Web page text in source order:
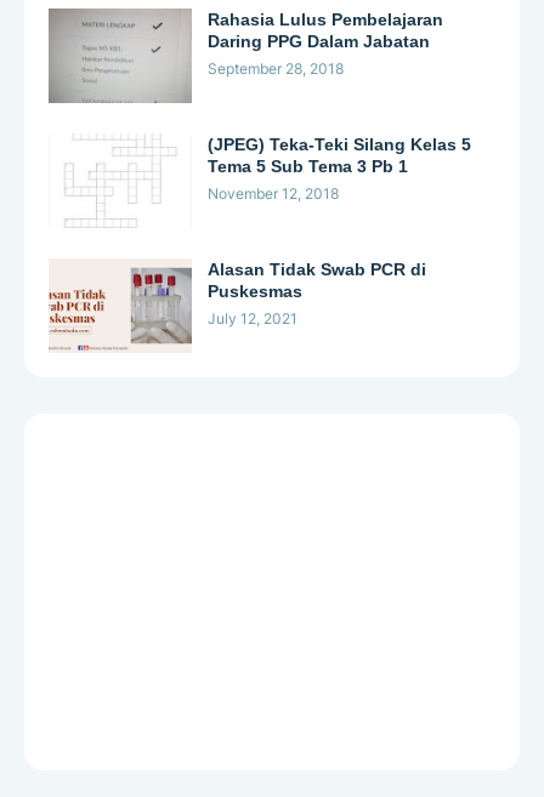
Rahasia Lulus Pembelajaran
Daring PPG Dalam Jabatan
September 28, 2018
(JPEG) Teka-Teki Silang Kelas 5
Tema 5 Sub Tema 3 Pb 1
November 12, 2018
Alasan Tidak Swab PCR di
Puskesmas
July 12, 2021